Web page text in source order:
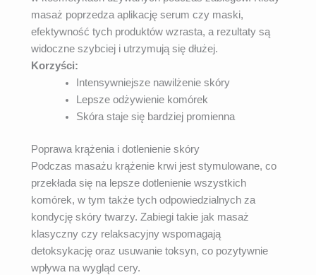
masaż poprzedza aplikację serum czy maski,
efektywność tych produktów wzrasta, a rezultaty są
widoczne szybciej i utrzymują się dłużej.
Korzyści:
Intensywniejsze nawilżenie skóry
Lepsze odżywienie komórek
Skóra staje się bardziej promienna
Poprawa krążenia i dotlenienie skóry
Podczas masażu krążenie krwi jest stymulowane, co
przekłada się na lepsze dotlenienie wszystkich
komórek, w tym także tych odpowiedzialnych za
kondycję skóry twarzy. Zabiegi takie jak masaż
klasyczny czy relaksacyjny wspomagają
detoksykację oraz usuwanie toksyn, co pozytywnie
wpływa na wygląd cery.